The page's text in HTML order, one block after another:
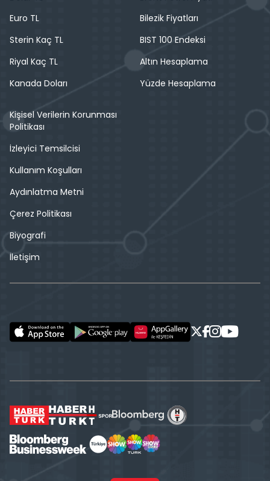
Euro TL
Sterin Kaç TL
Riyal Kaç TL
Kanada Doları
Bilezik Fiyatları
BIST 100 Endeksi
Altın Hesaplama
Yüzde Hesaplama
Kişisel Verilerin Korunması
Politikası
İzleyici Temsilcisi
Kullanım Koşulları
Aydınlatma Metni
Çerez Politikası
Biyografi
İletişim